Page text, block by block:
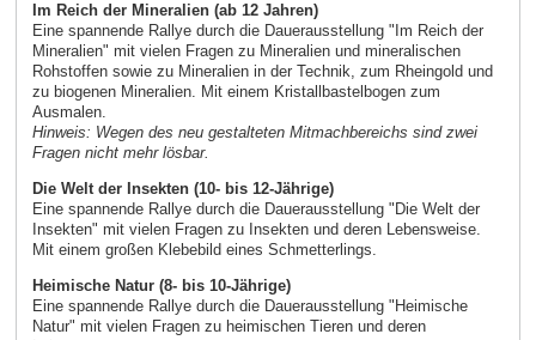
Im Reich der Mineralien (ab 12 Jahren)
Eine spannende Rallye durch die Dauerausstellung "Im Reich der
Mineralien" mit vielen Fragen zu Mineralien und mineralischen
Rohstoffen sowie zu Mineralien in der Technik, zum Rheingold und
zu biogenen Mineralien. Mit einem Kristallbastelbogen zum
Ausmalen.
Hinweis: Wegen des neu gestalteten Mitmachbereichs sind zwei
Fragen nicht mehr lösbar.
Die Welt der Insekten (10- bis 12-Jährige)
Eine spannende Rallye durch die Dauerausstellung "Die Welt der
Insekten" mit vielen Fragen zu Insekten und deren Lebensweise.
Mit einem großen Klebebild eines Schmetterlings.
Heimische Natur (8- bis 10-Jährige)
Eine spannende Rallye durch die Dauerausstellung "Heimische
Natur" mit vielen Fragen zu heimischen Tieren und deren